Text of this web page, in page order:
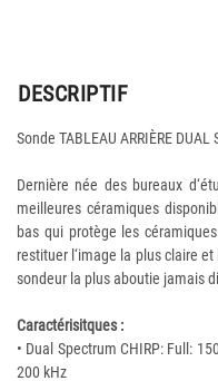
DESCRIPTIF
Sonde TABLEAU ARRIÈRE
Dernière née des bureaux
meilleures céramiques
bas qui protège les
restituer l‘image la plus claire et
sondeur la plus aboutie jamais
Caractérisitques :
• Dual Spectrum CHIRP: Full:
200 kHz